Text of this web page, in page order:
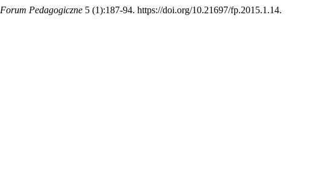
Forum Pedagogiczne 5 (1):187-94. https://doi.org/10.21697/fp.2015.1.14.